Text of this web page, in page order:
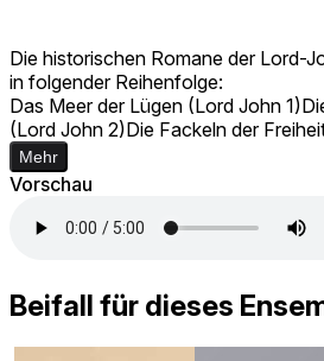
Die historischen Romane der Lord-
in folgender Reihenfolge:
Das Meer der Lügen (Lord John
(Lord John 2)Die Fackeln der
Mehr
Vorschau
Beifall für dieses